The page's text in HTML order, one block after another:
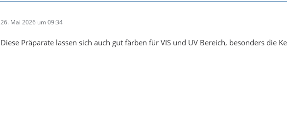
26. Mai 2026 um 09:34
Diese Präparate lassen sich auch gut färben für VIS und UV Bereich, besonders die